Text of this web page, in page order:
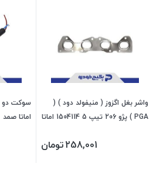
واشر بغل اگزوز ( منیفولد دود ) (
PGA ) پژو 206 تیپ 5 1504114 اماتا
258,001تومان
اماتا صمد